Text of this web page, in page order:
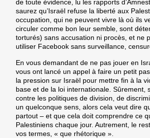
de toute évidence, lu les rapports
saurez qu’Israël refuse la liberté aux
occupation, qui ne peuvent vivre là où ils
circuler comme bon leur semble, sont
torturés) sans accusation ni procès, et ne
utiliser Facebook sans surveillance,
En vous demandant de ne pas jouer en
vous ont lancé un appel à faire un petit
la pression sur Israël pour mettre fin à la
base et de la loi internationale. Sûrement,
contre les politiques de division, de
un quelconque sens, alors cela veut dire
partout – et que cela doit comprendre ce
Palestiniens chaque jour. Autrement, le
vos termes, « que rhétorique ».